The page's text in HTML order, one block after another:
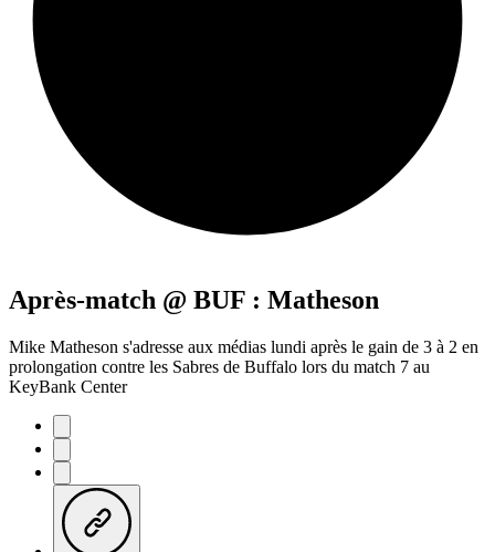
Après-match @ BUF : Matheson
Mike Matheson s'adresse aux médias lundi après le gain de 3 à 2 en
prolongation contre les Sabres de Buffalo lors du match 7 au
KeyBank Center